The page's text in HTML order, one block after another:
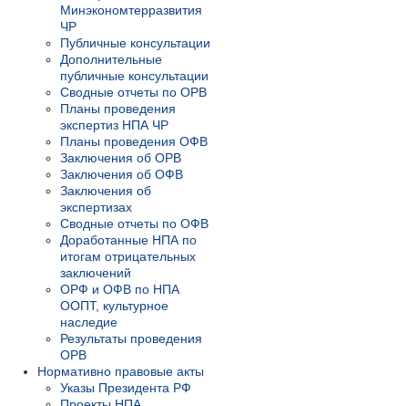
Минэкономтерразвития
ЧР
Публичные консультации
Дополнительные
публичные консультации
Сводные отчеты по ОРВ
Планы проведения
экспертиз НПА ЧР
Планы проведения ОФВ
Заключения об ОРВ
Заключения об ОФВ
Заключения об
экспертизах
Сводные отчеты по ОФВ
Доработанные НПА по
итогам отрицательных
заключений
ОРФ и ОФВ по НПА
ООПТ, культурное
наследие
Результаты проведения
ОРВ
Нормативно правовые акты
Указы Президента РФ